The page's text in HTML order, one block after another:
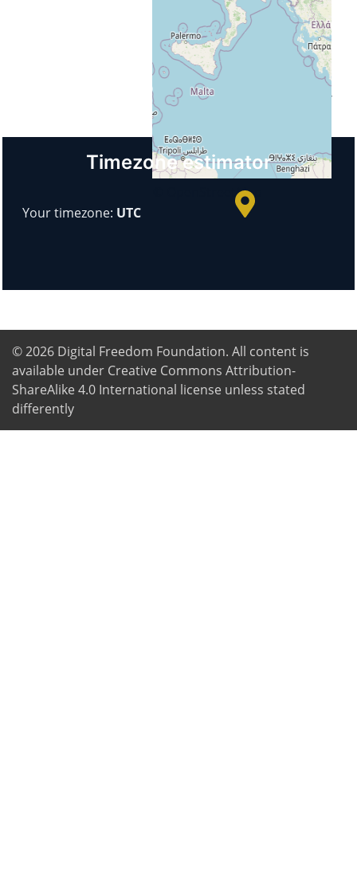
+−
© OpenStreetMap
Land
Italië
Url
https://www.itimonaco.edu.it/
Timezone estimator
Your timezone: UTC
© 2026 Digital Freedom Foundation. All content is
available under Creative Commons Attribution-
ShareAlike 4.0 International license unless stated
differently